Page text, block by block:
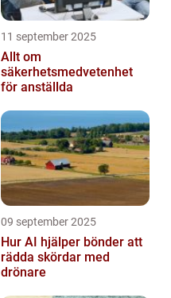
11 september 2025
Allt om
säkerhetsmedvetenhet
för anställda
09 september 2025
Hur AI hjälper bönder att
rädda skördar med
drönare